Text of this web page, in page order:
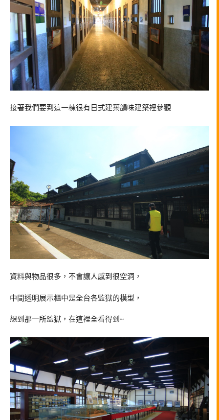
接著我們要到這一棟很有日式建築韻味建築裡參觀
資料與物品很多，不會讓人感到很空洞，
中間透明展示櫃中是全台各監獄的模型，
想到那一所監獄，在這裡全看得到~